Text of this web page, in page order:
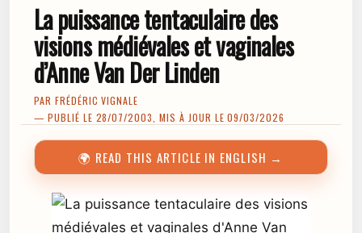
La puissance tentaculaire des
visions médiévales et vaginales
d’Anne Van Der Linden
PAR FRÉDÉRIC VIGNALE
— PUBLIÉ LE 28/07/2003, MIS À JOUR LE 09/03/2026
🌍 READ THIS ARTICLE IN ENGLISH →